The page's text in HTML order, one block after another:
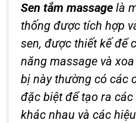
Sen tắm massage là
thống được tích hợp
sen, được thiết kế để
năng massage và
bị này thường có các
đặc biệt để tạo ra
khác nhau và các